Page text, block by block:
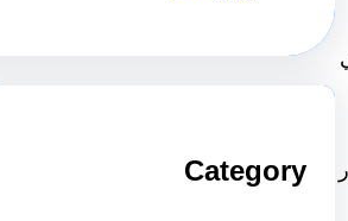
Category